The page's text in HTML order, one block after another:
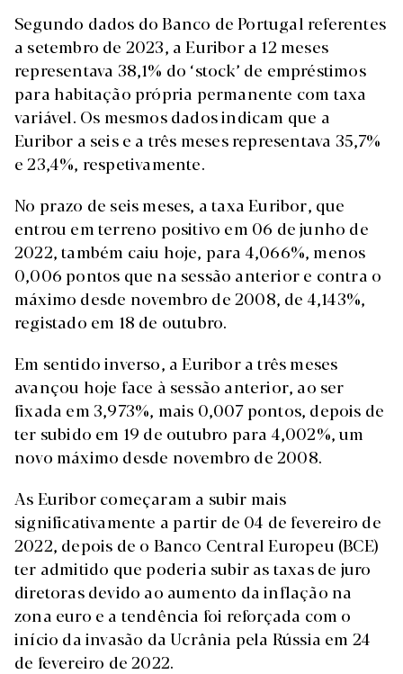
Segundo dados do Banco de Portugal referentes
a setembro de 2023, a Euribor a 12 meses
representava 38,1% do ‘stock’ de empréstimos
para habitação própria permanente com taxa
variável. Os mesmos dados indicam que a
Euribor a seis e a três meses representava 35,7%
e 23,4%, respetivamente.
No prazo de seis meses, a taxa Euribor, que
entrou em terreno positivo em 06 de junho de
2022, também caiu hoje, para 4,066%, menos
0,006 pontos que na sessão anterior e contra o
máximo desde novembro de 2008, de 4,143%,
registado em 18 de outubro.
Em sentido inverso, a Euribor a três meses
avançou hoje face à sessão anterior, ao ser
fixada em 3,973%, mais 0,007 pontos, depois de
ter subido em 19 de outubro para 4,002%, um
novo máximo desde novembro de 2008.
As Euribor começaram a subir mais
significativamente a partir de 04 de fevereiro de
2022, depois de o Banco Central Europeu (BCE)
ter admitido que poderia subir as taxas de juro
diretoras devido ao aumento da inflação na
zona euro e a tendência foi reforçada com o
início da invasão da Ucrânia pela Rússia em 24
de fevereiro de 2022.